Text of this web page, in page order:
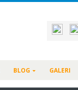
BLOG GALERI